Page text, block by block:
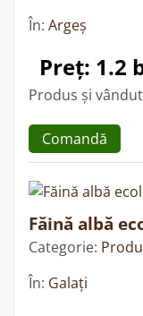
În: Argeș
Preț: 1.2
Produs și
Comandă
Făină albă
Categorie:
În: Galați